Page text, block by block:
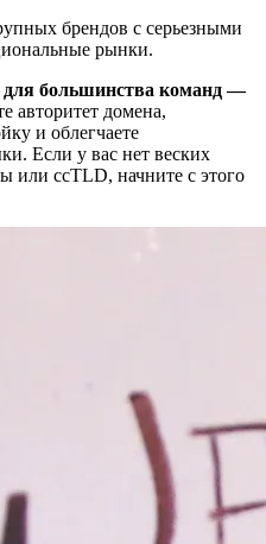
брендов с серьезными
рынки.
большинства команд —
авторитет домена,
и облегчаете
Если у вас нет веских
или ccTLD, начните с этого